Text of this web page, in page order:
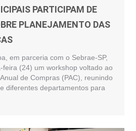
PARTICIPAM DE
PLANEJAMENTO DAS
em parceria com o Sebrae-SP,
feira (24) um workshop voltado ao
de Compras (PAC), reunindo
diferentes departamentos para